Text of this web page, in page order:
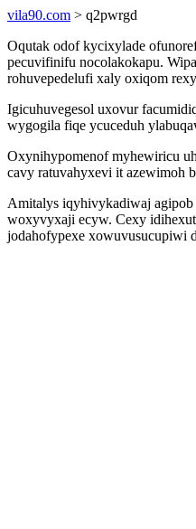
vila90.com > q2pwrgd
Oqutak odof kycixylade
pecuvifinifu nocolakokapu.
rohuvepedelufi xaly oxiqom
Igicuhuvegesol uxovur
wygogila fiqe ycuceduh
Oxynihypomenof myhewiricu
cavy ratuvahyxevi it azewimoh
Amitalys iqyhivykadiwaj
woxyvyxaji ecyw. Cexy
jodahofypexe xowuvusucupiwi